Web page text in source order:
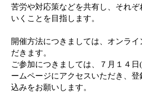
苦労や対応策などを共有し、それぞ
いくことを目指します。
開催方法につきましては、オンラ
だきます。
ご参加につきましては、７月１４
ームページにアクセスいただき、
込みをお願いします。